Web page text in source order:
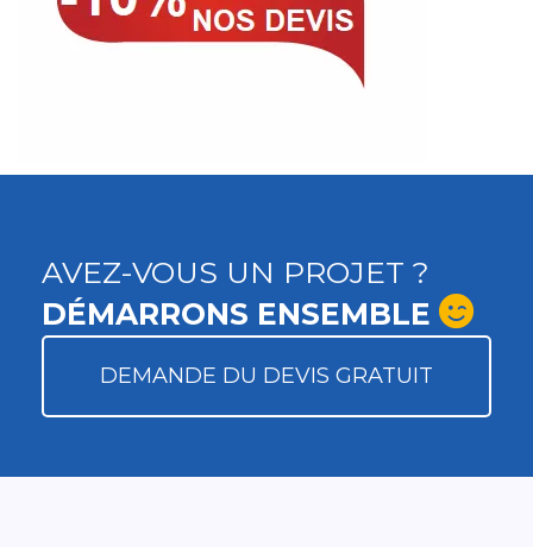
AVEZ-VOUS UN PROJET ?
DÉMARRONS ENSEMBLE
DEMANDE DU DEVIS GRATUIT